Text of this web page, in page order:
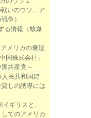
戦いのウソ、ア
争）
る情報（核爆
メリカの衰退
国株式会社」
共産党～
民共和国建
しの誘導には
ギリスと、
てのアメリカ